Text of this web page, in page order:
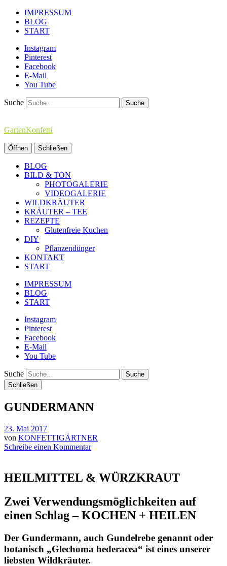
IMPRESSUM
BLOG
START
Instagram
Pinterest
Facebook
E-Mail
You Tube
Suche
GartenKonfetti
Öffnen Schließen
BLOG
BILD & TON
PHOTOGALERIE
VIDEOGALERIE
WILDKRÄUTER
KRÄUTER – TEE
REZEPTE
Glutenfreie Kuchen
DIY
Pflanzendünger
KONTAKT
START
IMPRESSUM
BLOG
START
Instagram
Pinterest
Facebook
E-Mail
You Tube
Suche
Schließen
GUNDERMANN
23. Mai 2017
von KONFETTIGÄRTNER
Schreibe einen Kommentar
HEILMITTEL & WÜRZKRAUT
Zwei Verwendungsmöglichkeiten auf
einen Schlag –KOCHEN + HEILEN
Der Gundermann, auch Gundelrebe genannt oder
botanisch „Glechoma hederacea“ ist eines unserer
liebsten Wildkräuter.